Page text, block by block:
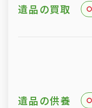
遺品の買取
遺品の供養